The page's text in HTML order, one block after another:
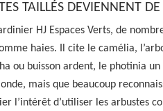
TAILLÉS DEVIENNENT DE
HJ Espaces Verts, de
haies. Il cite le camélia,
ou buisson ardent, le photinia
mais que beaucoup
l’intérêt d’utiliser les arbustes